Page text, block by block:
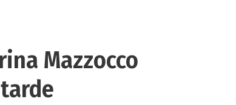
Mazzocco